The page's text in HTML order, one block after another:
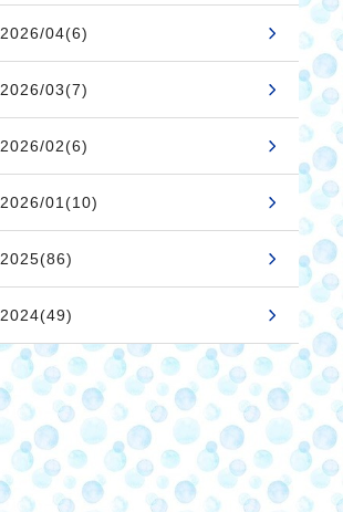
2026/04(6)
2026/03(7)
2026/02(6)
2026/01(10)
2025(86)
2024(49)